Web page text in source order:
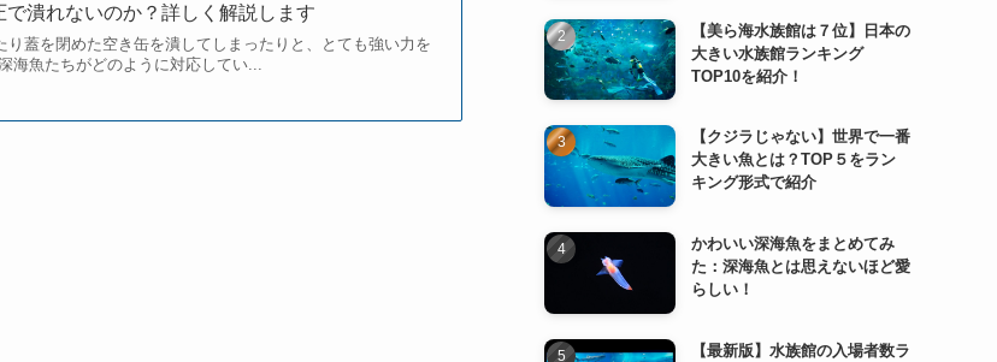
で潰れないのか？詳しく解説します
蓋を閉めた空き缶を潰してしまったりと、とても強い力を
海魚たちがどのように対応してい...
【美ら海水族館は７位】日本の
大きい水族館ランキング
TOP10を紹介！
【クジラじゃない】世界で一番
大きい魚とは？TOP５をラン
キング形式で紹介
かわいい深海魚をまとめてみ
た：深海魚とは思えないほど愛
らしい！
【最新版】水族館の入場者数ラ